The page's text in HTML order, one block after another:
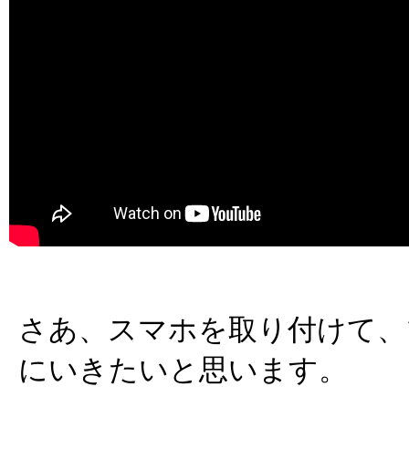
さあ、スマホを取り付けて
にいきたいと思います。